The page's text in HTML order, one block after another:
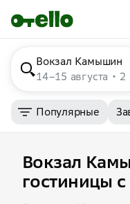
Вокзал Камышин
14–15 августа
2
Популярные
Вокзал
гостиницы